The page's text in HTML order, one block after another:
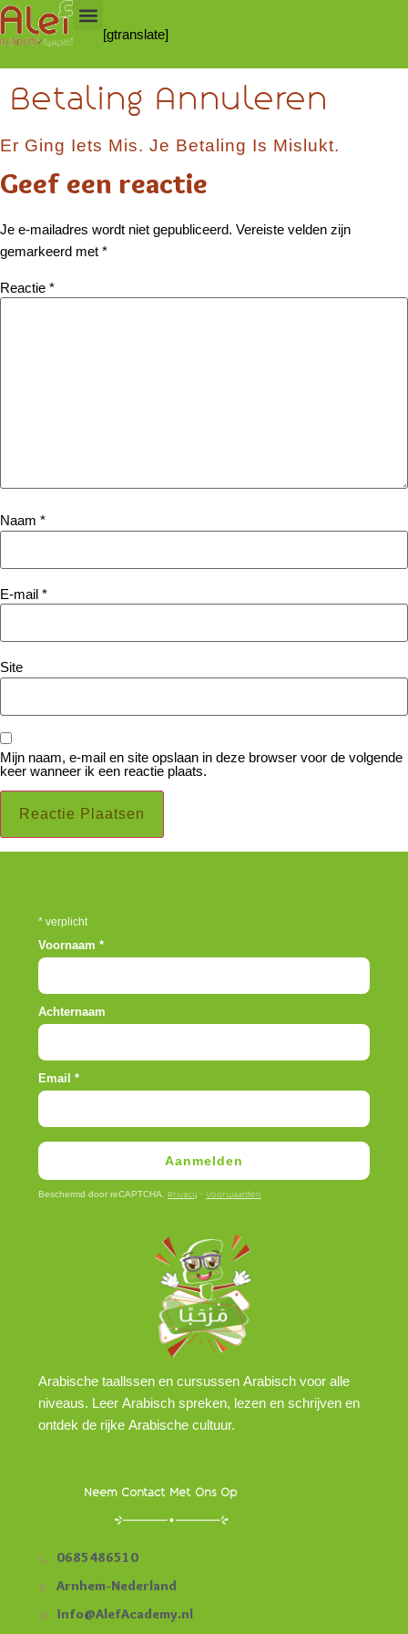
[gtranslate]
Betaling Annuleren
Er Ging Iets Mis. Je Betaling Is Mislukt.
Geef een reactie
Je e-mailadres wordt niet gepubliceerd. Vereiste velden zijn
gemarkeerd met *
Reactie *
Naam *
E-mail *
Site
Mijn naam, e-mail en site opslaan in deze browser voor de volgende
keer wanneer ik een reactie plaats.
* verplicht
Voornaam *
Achternaam
Email *
Aanmelden
Beschermd door reCAPTCHA. Privacy · Voorwaarden
Arabische taallssen en cursussen Arabisch voor alle
niveaus. Leer Arabisch spreken, lezen en schrijven en
ontdek de rijke Arabische cultuur.
Neem Contact Met Ons Op
0685486510
Arnhem-Nederland
info@AlefAcademy.nl